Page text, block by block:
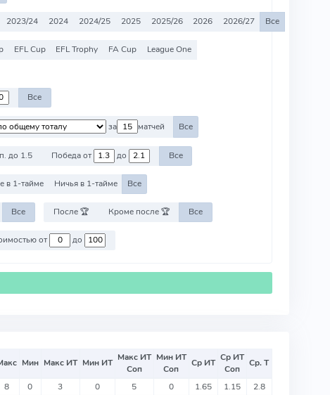
2023/24 2024 2024/25 2025 2025/26 2026 2026/27 Все
EFL Cup EFL Trophy FA Cup
League One
Все
за матчей Все
до 1.5 Победа от до Все
в 1-тайме Ничья в 1-тайме Все
Все После 🏆 Кроме после 🏆 Все
Против команд со стоимостью от до
Мин Макс ИТ Мин ИТ Макс ИТ
Соп
Мин ИТ
Соп
Ср ИТ Ср ИТ
Соп
Ср. Т
8 0 3 0 5 0 1.65 1.15 2.8